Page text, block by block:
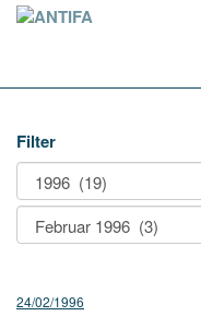
Filter
24/02/1996